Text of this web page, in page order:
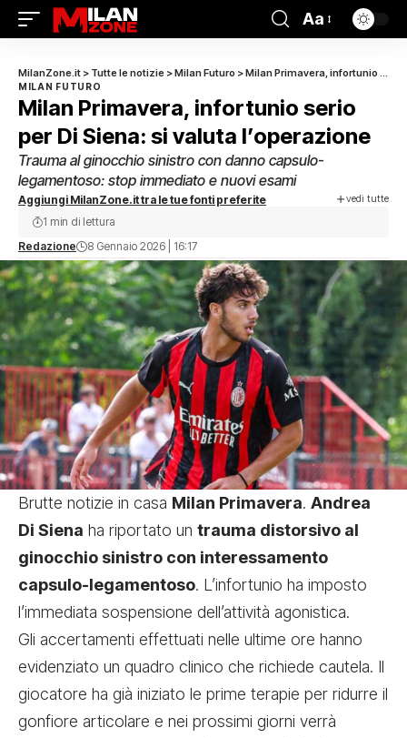
Aa
MilanZone.it > Tutte le notizie >Milan Futuro >Milan Primavera, infortunio serio per Di Siena: si valuta l’operazione
MILAN FUTURO
Milan Primavera, infortunio serio
per Di Siena: si valuta l’operazione
Trauma al ginocchio sinistro con danno capsulo-
legamentoso: stop immediato e nuovi esami
Aggiungi MilanZone.it tra le tue fonti preferite vedi tutte
Redazione 8 Gennaio 2026 | 16:17
1 min di lettura
Brutte notizie in casa Milan Primavera. Andrea
Di Siena ha riportato un trauma distorsivo al
ginocchio sinistro con interessamento
capsulo-legamentoso. L’infortunio ha imposto
l’immediata sospensione dell’attività agonistica.
Gli accertamenti effettuati nelle ultime ore hanno
evidenziato un quadro clinico che richiede cautela. Il
giocatore ha già iniziato le prime terapie per ridurre il
gonfiore articolare e nei prossimi giorni verrà